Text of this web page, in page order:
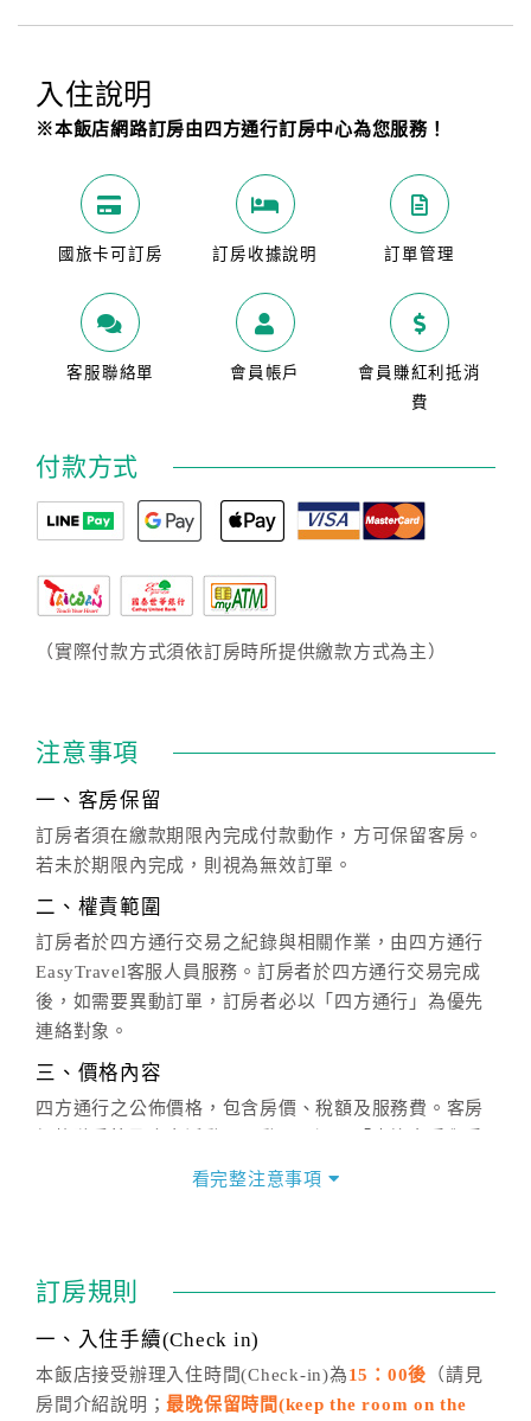
入住說明
※本飯店網路訂房由四方通行訂房中心為您服務！
國旅卡可訂房 訂房收據說明 訂單管理
客服聯絡單 會員帳戶
會員賺紅利抵消
費
付款方式
（實際付款方式須依訂房時所提供繳款方式為主）
注意事項
一、客房保留
訂房者須在繳款期限內完成付款動作，方可保留客房。
若未於期限內完成，則視為無效訂單。
二、權責範圍
訂房者於四方通行交易之紀錄與相關作業，由四方通行
EasyTravel客服人員服務。訂房者於四方通行交易完成
後，如需要異動訂單，訂房者必以「四方通行」為優先
連絡對象。
三、價格內容
四方通行之公佈價格，包含房價、稅額及服務費。客房
價」之當日價格為標準。
話方式異動訂單。
※非客服時間之申辦異動，皆為次日計算及辦理。
五、客服時間
週一至週日，上午9:00～晚上6:00
看完整注意事項
訂房規則
一、入住手續(Check in)
本飯店接受辦理入住時間(Check-in)為15：00後 （請見
房間介紹說明；最晚保留時間(keep the room on the